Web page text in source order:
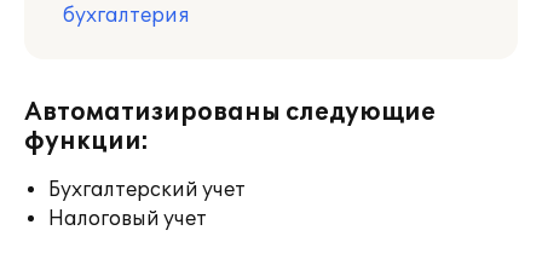
бухгалтерия
Автоматизированы следующие
функции:
Бухгалтерский учет
Налоговый учет